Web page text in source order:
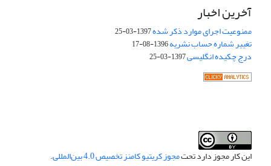
آخرین اخبار
ممنوعیت اجرای موارد ذکر شده1397-03-25
تغییر شماره حساب نشریه1396-08-17
درج چکیده انگلیسی1397-03-25
این کار مجوز دارد تحتمجوز کریتیو کامنز تخصیص 4.0 بین‌المللی .